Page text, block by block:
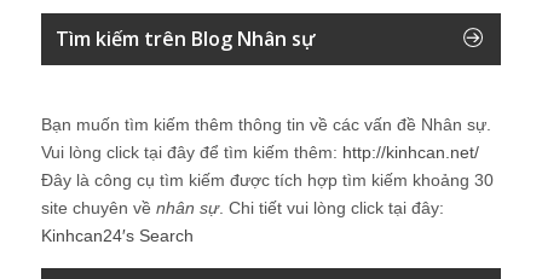
Tìm kiếm trên Blog Nhân sự
Bạn muốn tìm kiếm thêm thông tin về các vấn đề Nhân sự
Vui lòng click tại đây để tìm kiếm thêm: http://kinhcan.net/
Đây là công cụ tìm kiếm được tích hợp tìm kiếm khoảng 30
site chuyên về nhân sự. Chi tiết vui lòng click tại đây:
Kinhcan24′s Search